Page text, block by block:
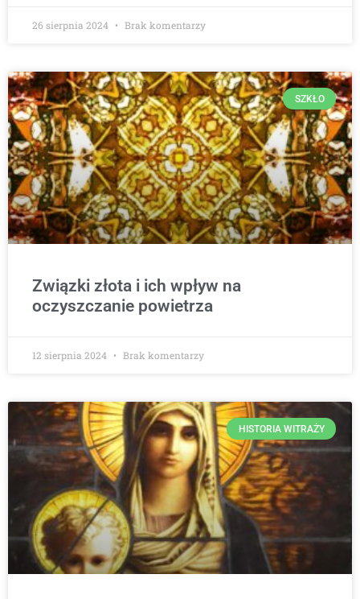
26 sierpnia 2024 Brak komentarzy
SZKŁO
Związki złota i ich wpływ na
oczyszczanie powietrza
12 sierpnia 2024 Brak komentarzy
HISTORIA WITRAŻY